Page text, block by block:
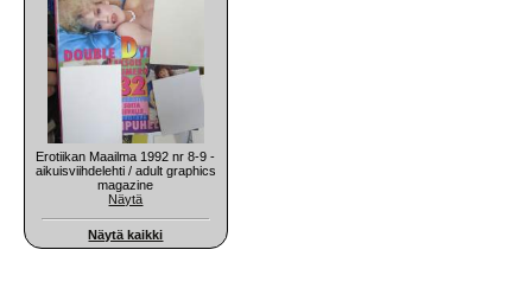
Erotiikan Maailma 1992 nr 8-9 -
aikuisviihdelehti / adult graphics
magazine
Näytä
Näytä kaikki